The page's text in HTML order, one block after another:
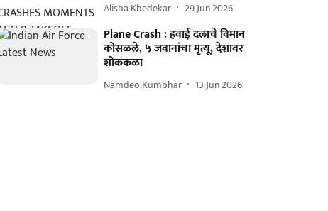
Alisha Khedekar 29 Jun 2026
Plane Crash : हवाई दलाचे विमान
कोसळले, ५ जवानांचा मृत्यू, देशावर
शोककळा
Namdeo Kumbhar 13 Jun 2026